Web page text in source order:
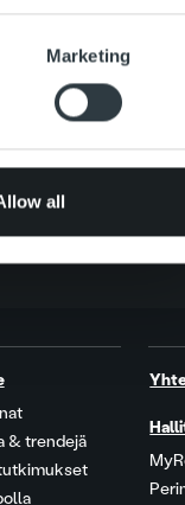
We also share
combine it with
Marketing
all
& trendejä